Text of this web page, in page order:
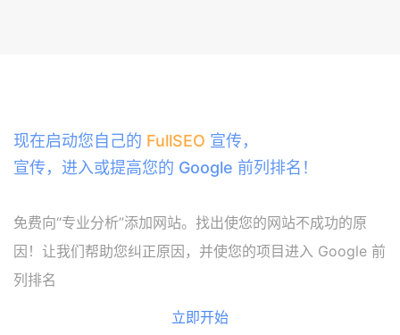
现在启动您自己的 FullSEO 宣传，
宣传，进入或提高您的 Google 前列排名！
免费向“专业分析”添加网站。找出使您的网站不成功的原
因！让我们帮助您纠正原因，并使您的项目进入 Google 前
列排名
立即开始